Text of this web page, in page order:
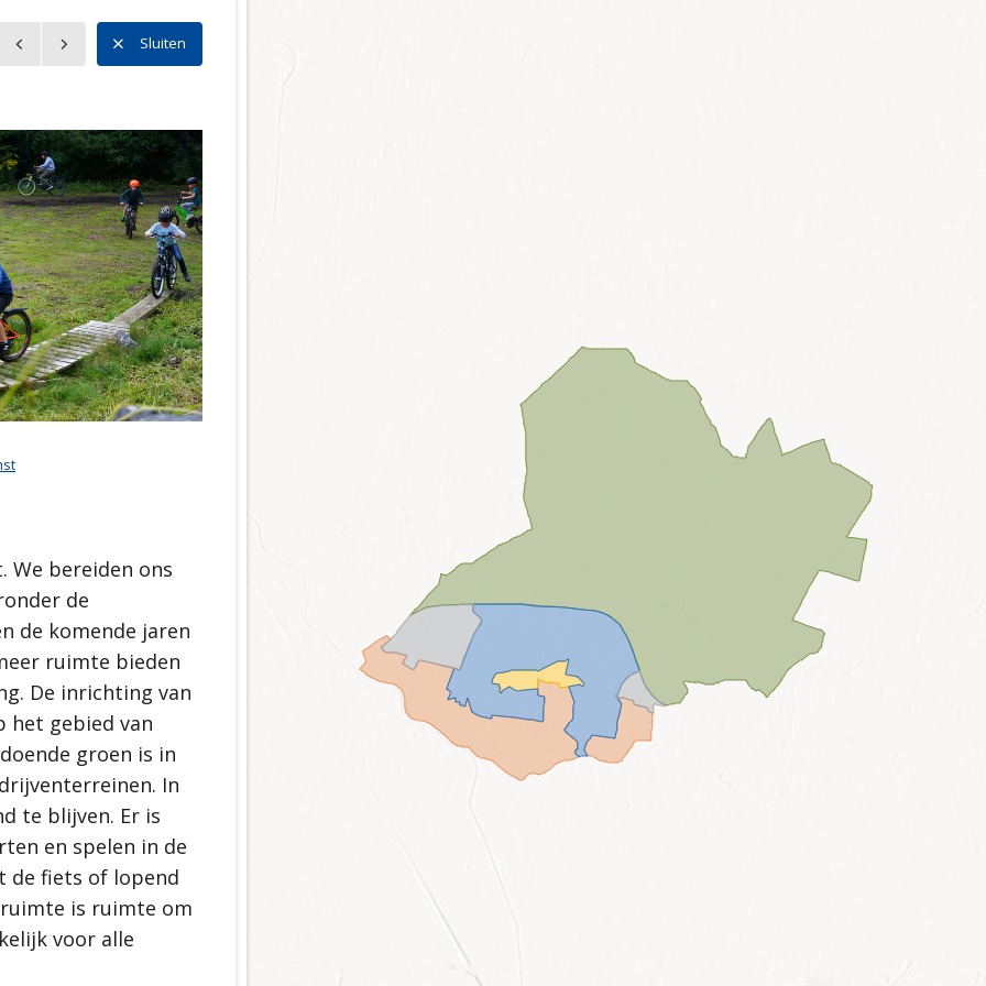
Noord
Zuid
Centrum
Bedrijventerreinen
en mobiliteit
toekomst
gemeente
en landschap
Sluiten
We bereiden ons
de
de komende jaren
ruimte bieden
De inrichting van
het gebied van
groen is in
In
te blijven. Er is
en spelen in de
de fiets of lopend
is ruimte om
voor alle